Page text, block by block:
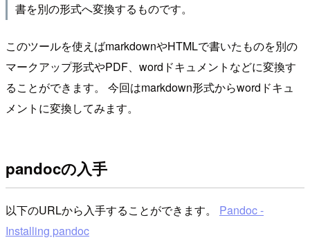
書を別の形式へ変換するものです。
このツールを使えばmarkdownやHTMLで書いたものを別の
マークアップ形式やPDF、wordドキュメントなどに変換す
ることができます。 今回はmarkdown形式からwordドキュ
メントに変換してみます。
pandocの入手
以下のURLから入手することができます。 Pandoc -
Installing pandoc